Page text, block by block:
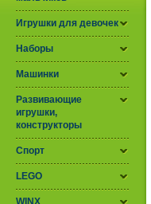
Игрушки для девочек
Наборы
Машинки
Развивающие
игрушки,
конструкторы
Спорт
LEGO
WINX